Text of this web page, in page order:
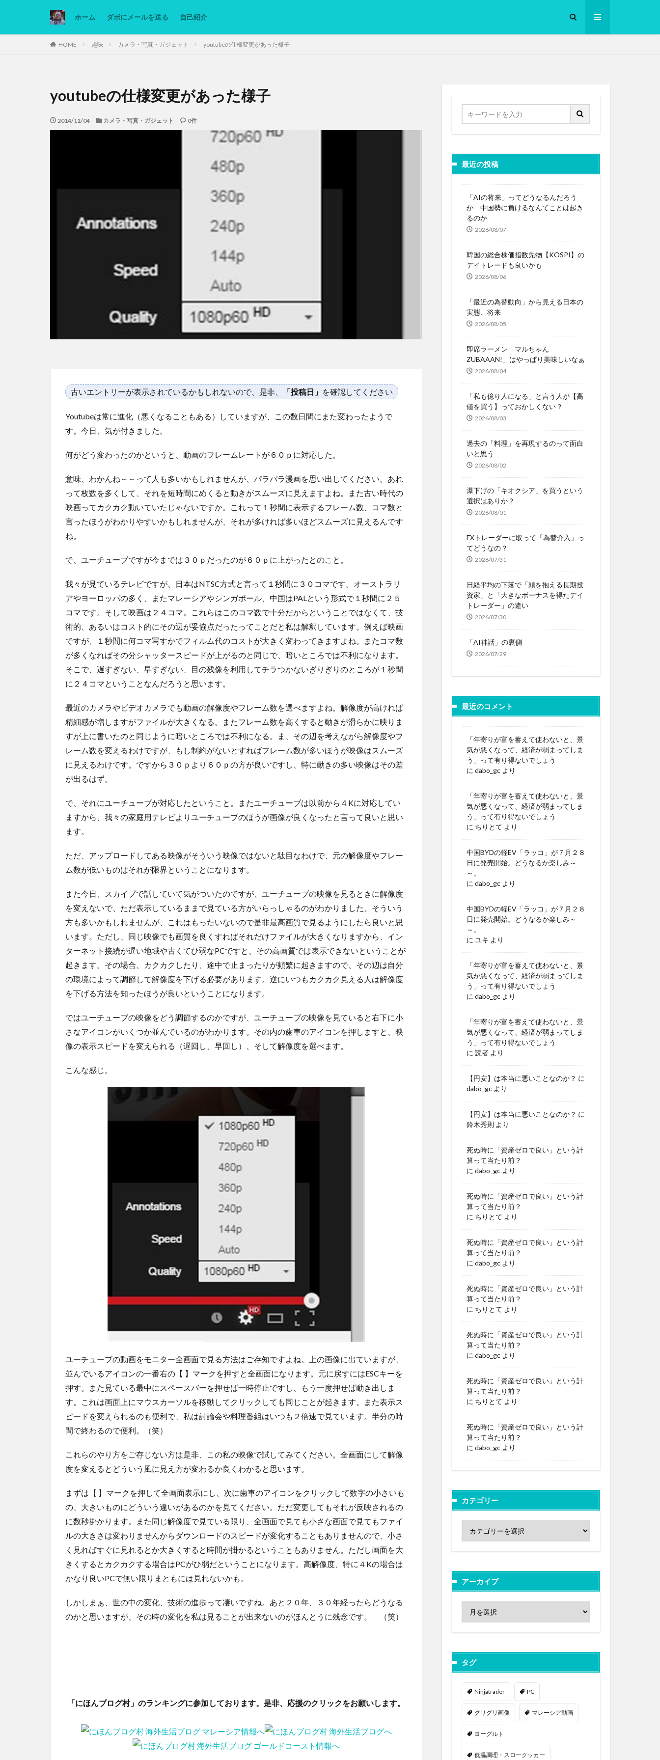
ホーム ダボにメールを送る 自己紹介
HOME 趣味 カメラ・写真・ガジェット youtubeの仕様変更があった様子
youtubeの仕様変更があった様子
2014/11/04 カメラ・写真・ガジェット 0件
古いエントリーが表示されているかもしれないので、是非、 「投稿日」 を確認してください
Youtubeは常に進化（悪くなることもある）していますが、この数日間にまた変わったようで
す。今日、気が付きました。
何がどう変わったのかというと、動画のフレームレートが６０ｐに対応した。
意味、わかんね～～って人も多いかもしれませんが、パラパラ漫画を思い出してください。あれ
って枚数を多くして、それを短時間にめくると動きがスムーズに見えますよね。また古い時代の
映画ってカクカク動いていたじゃないですか。これって１秒間に表示するフレーム数、コマ数と
言ったほうがわかりやすいかもしれませんが、それが多ければ多いほどスムーズに見えるんです
ね。
で、ユーチューブですが今までは３０ｐだったのが６０ｐに上がったとのこと。
我々が見ているテレビですが、日本はNTSC方式と言って１秒間に３０コマです。オーストラリ
アやヨーロッパの多く、またマレーシアやシンガポール、中国はPALという形式で１秒間に２５
コマです。そして映画は２４コマ。これらはこのコマ数で十分だからということではなくて、技
術的、あるいはコスト的にその辺が妥協点だったってことだと私は解釈しています。例えば映画
ですが、１秒間に何コマ写すかでフィルム代のコストが大きく変わってきますよね。またコマ数
が多くなればその分シャッタースピードが上がるのと同じで、暗いところでは不利になります。
そこで、遅すぎない、早すぎない、目の残像を利用してチラつかないぎりぎりのところが１秒間
に２４コマということなんだろうと思います。
最近のカメラやビデオカメラでも動画の解像度やフレーム数を選べますよね。解像度が高ければ
精細感が増しますがファイルが大きくなる。またフレーム数を高くすると動きが滑らかに映りま
すが上に書いたのと同じように暗いところでは不利になる。ま、その辺を考えながら解像度やフ
レーム数を変えるわけですが、もし制約がないとすればフレーム数が多いほうが映像はスムーズ
に見えるわけです。ですから３０ｐより６０ｐの方が良いですし、特に動きの多い映像はその差
が出るはず。
で、それにユーチューブが対応したということ。またユーチューブは以前から４Kに対応してい
ますから、我々の家庭用テレビよりユーチューブのほうが画像が良くなったと言って良いと思い
ます。
ただ、アップロードしてある映像がそういう映像ではないと駄目なわけで、元の解像度やフレー
ム数が低いものはそれが限界ということになります。
また今日、スカイプで話していて気がついたのですが、ユーチューブの映像を見るときに解像度
を変えないで、ただ表示しているままで見ている方がいらっしゃるのがわかりました。そういう
方も多いかもしれませんが、これはもったいないので是非最高画質で見るようにしたら良いと思
います。ただし、同じ映像でも画質を良くすればそれだけファイルが大きくなりますから、イン
ターネット接続が遅い地域や古くてひ弱なPCですと、その高画質では表示できないということが
起きます。その場合、カクカクしたり、途中で止まったりが頻繁に起きますので、その辺は自分
の環境によって調節して解像度を下げる必要があります。逆にいつもカクカク見える人は解像度
を下げる方法を知ったほうが良いということになります。
ではユーチューブの映像をどう調節するのかですが、ユーチューブの映像を見ていると右下に小
さなアイコンがいくつか並んでいるのがわかります。その内の歯車のアイコンを押しますと、映
像の表示スピードを変えられる（遅回し、早回し）、そして解像度を選べます。
こんな感じ。
ユーチューブの動画をモニター全画面で見る方法はご存知ですよね。上の画像に出ていますが、
並んでいるアイコンの一番右の【 】マークを押すと全画面になります。元に戻すにはESCキーを
押す。また見ている最中にスペースバーを押せば一時停止ですし、もう一度押せば動き出しま
す。これは画面上にマウスカーソルを移動してクリックしても同じことが起きます。また表示ス
ピードを変えられるのも便利で、私は討論会や料理番組はいつも２倍速で見ています。半分の時
間で終わるので便利。（笑）
これらのやり方をご存じない方は是非、この私の映像で試してみてください。全画面にして解像
度を変えるとどういう風に見え方が変わるか良くわかると思います。
まずは【 】マークを押して全画面表示にし、次に歯車のアイコンをクリックして数字の小さいも
の、大きいものにどういう違いがあるのかを見てください。ただ変更してもそれが反映されるの
に数秒掛かります。また同じ解像度で見ている限り、全画面で見ても小さな画面で見てもファイ
ルの大きさは変わりませんからダウンロードのスピードが変化することもありませんので、小さ
く見ればすぐに見れるとか大きくすると時間が掛かるということもありません。ただし画面を大
きくするとカクカクする場合はPCがひ弱だということになります。高解像度、特に４Kの場合は
かなり良いPCで無い限りまともには見れないかも。
しかしまぁ、世の中の変化、技術の進歩って凄いですね。あと２０年、３０年経ったらどうなる
のかと思いますが、その時の変化を私は見ることが出来ないのがほんとうに残念です。 （笑）
「にほんブログ村」のランキングに参加しております。是非、応援のクリックをお願いします。
最近の投稿
「AIの将来」ってどうなるんだろう
か 中国勢に負けるなんてことは起き
るのか
2026/08/07
韓国の総合株価指数先物【KOSPI】の
デイトレードも良いかも
2026/08/06
「最近の為替動向」から見える日本の
実態、将来
2026/08/05
即席ラーメン「マルちゃん
ZUBAAAN!」はやっぱり美味しいなぁ
2026/08/04
「私も億り人になる」と言う人が【高
値を買う】っておかしくない？
2026/08/03
過去の「料理」を再現するのって面白
いと思う
2026/08/02
瀑下げの「キオクシア」を買うという
選択はありか？
2026/08/01
FXトレーダーに取って「為替介入」っ
てどうなの？
2026/07/31
日経平均の下落で「頭を抱える長期投
資家」と「大きなボーナスを得たデイ
トレーダー」の違い
2026/07/30
「AI神話」の裏側
2026/07/29
最近のコメント
「年寄りが富を蓄えて使わないと、景
気が悪くなって、経済が弱まってしま
う」って有り得ないでしょう
に dabo_gc より
「年寄りが富を蓄えて使わないと、景
気が悪くなって、経済が弱まってしま
う」って有り得ないでしょう
に ちりとて より
中国BYDの軽EV「ラッコ」が７月２８
日に発売開始。どうなるか楽しみ～
～。
に dabo_gc より
中国BYDの軽EV「ラッコ」が７月２８
日に発売開始。どうなるか楽しみ～
～。
に ユキ より
「年寄りが富を蓄えて使わないと、景
気が悪くなって、経済が弱まってしま
う」って有り得ないでしょう
に dabo_gc より
「年寄りが富を蓄えて使わないと、景
気が悪くなって、経済が弱まってしま
う」って有り得ないでしょう
に 読者 より
【円安】は本当に悪いことなのか？ に
dabo_gc より
【円安】は本当に悪いことなのか？ に
鈴木秀則 より
死ぬ時に「資産ゼロで良い」という計
算って当たり前？
に dabo_gc より
死ぬ時に「資産ゼロで良い」という計
算って当たり前？
に ちりとて より
死ぬ時に「資産ゼロで良い」という計
算って当たり前？
に dabo_gc より
死ぬ時に「資産ゼロで良い」という計
算って当たり前？
に ちりとて より
死ぬ時に「資産ゼロで良い」という計
算って当たり前？
に dabo_gc より
死ぬ時に「資産ゼロで良い」という計
算って当たり前？
に ちりとて より
死ぬ時に「資産ゼロで良い」という計
算って当たり前？
に dabo_gc より
カテゴリー
アーカイブ
タグ
Ninjatrader PC
グリグリ画像 マレーシア動画
ヨーグルト
低温調理・スロークッカー
カテゴリー
Ninjatrader PC グリグリ画像